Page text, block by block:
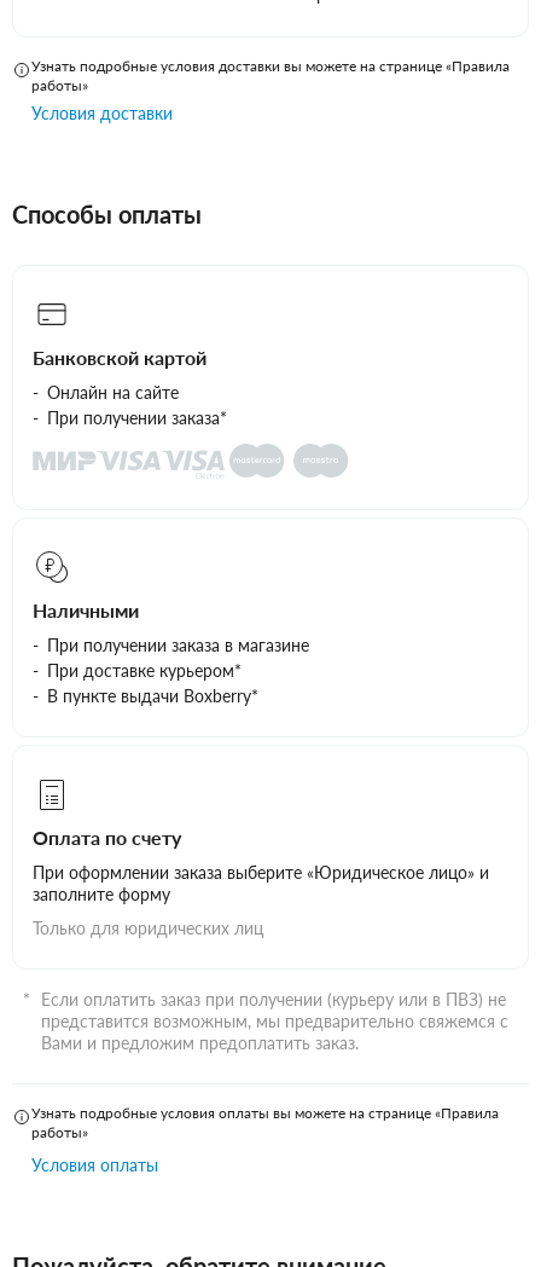
Узнать подробные условия доставки вы можете на странице «Правила
работы»
Условия доставки
Способы оплаты
Банковской картой
Онлайн на сайте
При получении заказа*
Наличными
При получении заказа в магазине
При доставке курьером*
В пункте выдачи Boxberry*
Оплата по счету
При оформлении заказа выберите «Юридическое лицо» и
заполните форму
Только для юридических лиц
Если оплатить заказ при получении (курьеру или в ПВЗ) не
представится возможным, мы предварительно свяжемся с
Вами и предложим предоплатить заказ.
Узнать подробные условия оплаты вы можете на странице «Правила
работы»
Условия оплаты